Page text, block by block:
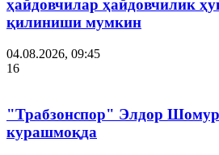
ҳайдовчилар ҳайдовчилик
қилиниши мумкин
04.08.2026, 09:45
16
"Трабзонспор" Элдор
курашмоқда